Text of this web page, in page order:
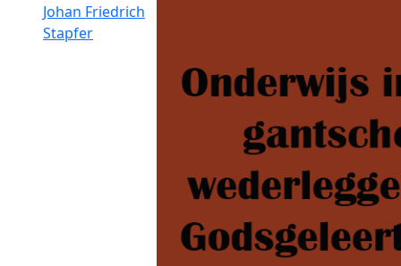
Johan Friedrich
Stapfer